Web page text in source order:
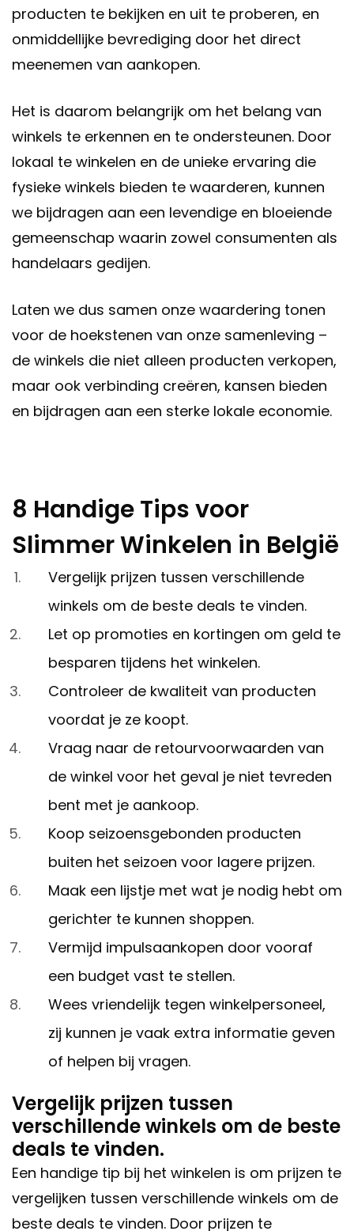
producten te bekijken en uit te proberen, en
onmiddellijke bevrediging door het direct
meenemen van aankopen.
Het is daarom belangrijk om het belang van
winkels te erkennen en te ondersteunen. Door
lokaal te winkelen en de unieke ervaring die
fysieke winkels bieden te waarderen, kunnen
we bijdragen aan een levendige en bloeiende
gemeenschap waarin zowel consumenten als
handelaars gedijen.
Laten we dus samen onze waardering tonen
voor de hoekstenen van onze samenleving –
de winkels die niet alleen producten verkopen,
maar ook verbinding creëren, kansen bieden
en bijdragen aan een sterke lokale economie.
8 Handige Tips voor
Slimmer Winkelen in België
Vergelijk prijzen tussen verschillende
winkels om de beste deals te vinden.
Let op promoties en kortingen om geld te
besparen tijdens het winkelen.
Controleer de kwaliteit van producten
voordat je ze koopt.
Vraag naar de retourvoorwaarden van
de winkel voor het geval je niet tevreden
bent met je aankoop.
Koop seizoensgebonden producten
buiten het seizoen voor lagere prijzen.
Maak een lijstje met wat je nodig hebt om
gerichter te kunnen shoppen.
Vermijd impulsaankopen door vooraf
een budget vast te stellen.
Wees vriendelijk tegen winkelpersoneel,
zij kunnen je vaak extra informatie geven
of helpen bij vragen.
Vergelijk prijzen tussen
verschillende winkels om de beste
deals te vinden.
Een handige tip bij het winkelen is om prijzen te
vergelijken tussen verschillende winkels om de
beste deals te vinden. Door prijzen te